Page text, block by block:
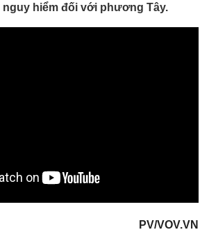
nguy hiểm đối với phương Tây.
PV/VOV.VN